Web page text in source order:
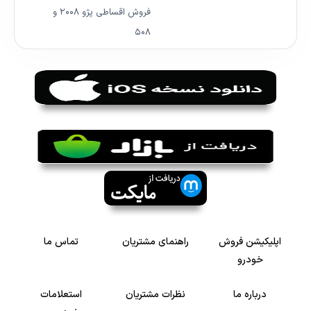
فروش اقساطی پژو ۲۰۰۸ و
۵۰۸
اپلیکیشن فروش
خودرو
راهنمای مشتریان تماس ما
درباره ما نظرات مشتریان
استعلامات